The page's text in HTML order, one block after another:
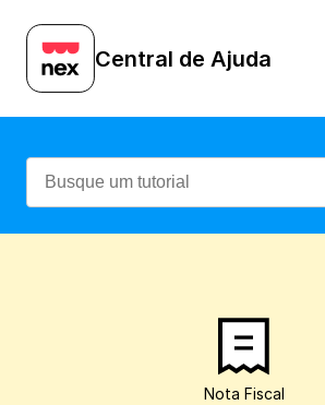
Central de Ajuda
Nota Fiscal